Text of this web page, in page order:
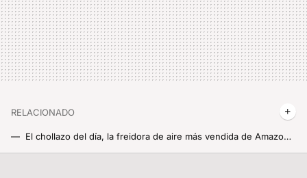
RELACIONADO
El chollazo del día, la freidora de aire más vendida de Amazon ahora sólo te costará 40 euros si te das prisa